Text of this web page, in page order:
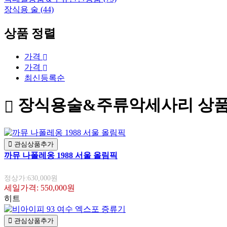
장식용 술 (44)
상품 정렬
가격
가격
최신등록순
장식용술&주류악세사리 상
관심상품추가
까뮤 나폴레옹 1988 서울 올림픽
정상가:630,000원
세일가격: 550,000원
히트
관심상품추가